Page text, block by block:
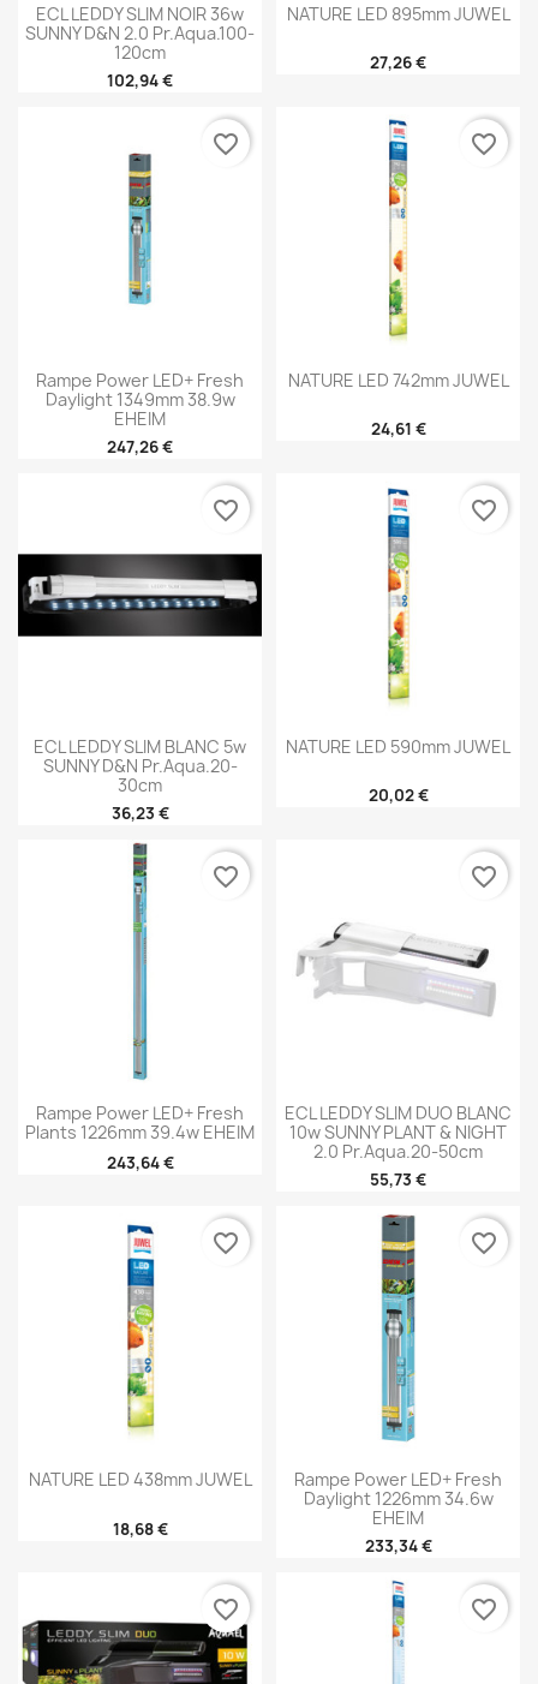
ECL LEDDY SLIM NOIR 36w
SUNNY D&N 2.0 Pr.aqua.100-
120cm
102,94 €
NATURE LED 895mm JUWEL
27,26 €
Rampe Power LED+ Fresh
Daylight 1349mm 38.9w
EHEIM
247,26 €
favorite_border
NATURE LED 742mm JUWEL
24,61 €
favorite_border
ECL LEDDY SLIM BLANC 5w
SUNNY D&N Pr.aqua.20-
30cm
36,23 €
favorite_border
NATURE LED 590mm JUWEL
20,02 €
favorite_border
Rampe Power LED+ Fresh
Plants 1226mm 39.4w EHEIM
243,64 €
favorite_border
ECL LEDDY SLIM DUO BLANC
10w SUNNY PLANT & NIGHT
2.0 Pr.aqua.20-50cm
55,73 €
favorite_border
NATURE LED 438mm JUWEL
18,68 €
favorite_border
Rampe Power LED+ Fresh
Daylight 1226mm 34.6w
EHEIM
233,34 €
favorite_border
favorite_border favorite_border